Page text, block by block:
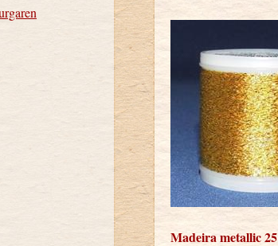
Madeira metallic 25